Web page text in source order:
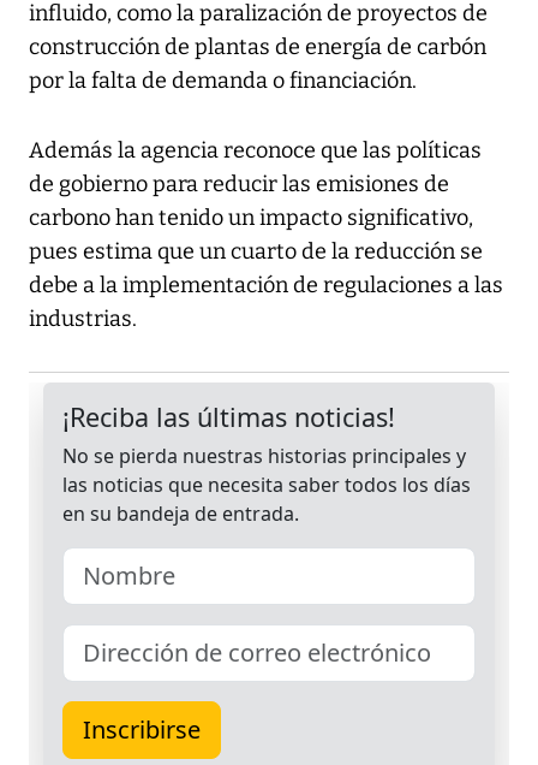
influido, como la paralización de proyectos de
construcción de plantas de energía de carbón
por la falta de demanda o financiación.
Además la agencia reconoce que las políticas
de gobierno para reducir las emisiones de
carbono han tenido un impacto significativo,
pues estima que un cuarto de la reducción se
debe a la implementación de regulaciones a las
industrias.